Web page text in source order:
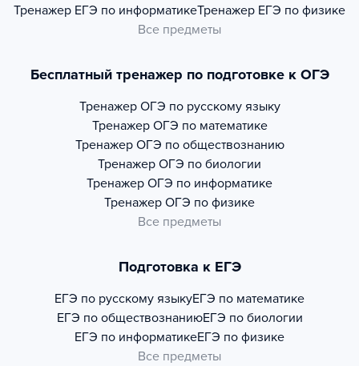
Тренажер ЕГЭ по информатикеТренажер ЕГЭ по физике
Все предметы
Бесплатный тренажер по подготовке к ОГЭ
Тренажер ОГЭ по русскому языку
Тренажер ОГЭ по математике
Тренажер ОГЭ по обществознанию
Тренажер ОГЭ по биологии
Тренажер ОГЭ по информатике
Тренажер ОГЭ по физике
Все предметы
Подготовка к ЕГЭ
ЕГЭ по русскому языкуЕГЭ по математике
ЕГЭ по обществознаниюЕГЭ по биологии
ЕГЭ по информатикеЕГЭ по физике
Все предметы